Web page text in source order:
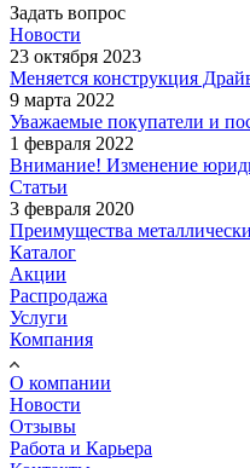
Задать вопрос
Новости
23 октября 2023
Меняется конструкция
9 марта 2022
Уважаемые покупатели и
1 февраля 2022
Внимание! Изменение
Статьи
3 февраля 2020
Преимущества
Каталог
Акции
Распродажа
Услуги
Компания
О компании
Новости
Отзывы
Работа и Карьера